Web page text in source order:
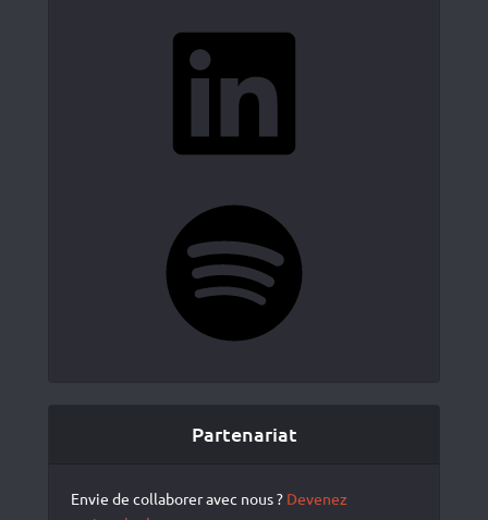
Partenariat
Envie de collaborer avec nous ? Devenez